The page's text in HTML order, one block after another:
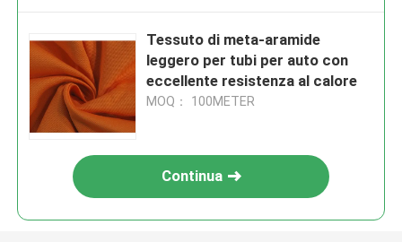
Tessuto di meta-aramide
leggero per tubi per auto con
eccellente resistenza al calore
MOQ： 100METER
Continua